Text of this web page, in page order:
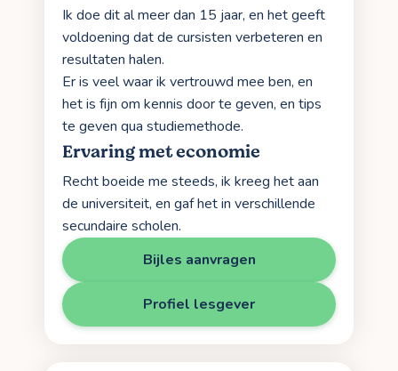
Ik doe dit al meer dan 15 jaar, en het geeft
voldoening dat de cursisten verbeteren en
resultaten halen.
Er is veel waar ik vertrouwd mee ben, en
het is fijn om kennis door te geven, en tips
te geven qua studiemethode.
Ervaring met economie
Recht boeide me steeds, ik kreeg het aan
de universiteit, en gaf het in verschillende
secundaire scholen.
Bijles aanvragen
Profiel lesgever